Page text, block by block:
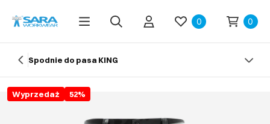
0 0
Spodnie do pasa KING
Wyprzedaż 52%